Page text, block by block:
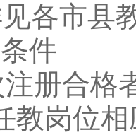
各市县
件
册合格
岗位相